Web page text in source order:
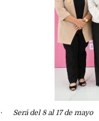
· Será del 8 al 17 de mayo